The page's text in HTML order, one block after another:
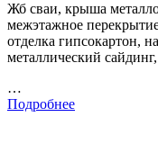
Жб сваи, крыша
межэтажное
отделка гипсокартон,
металлический сайдинг,
…
Подробнее